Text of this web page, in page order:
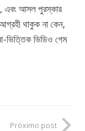
এবং আসল পুরস্কার
থাকুক না কেন,
ভিত্তিক ভিডিও গেম
Próximo post